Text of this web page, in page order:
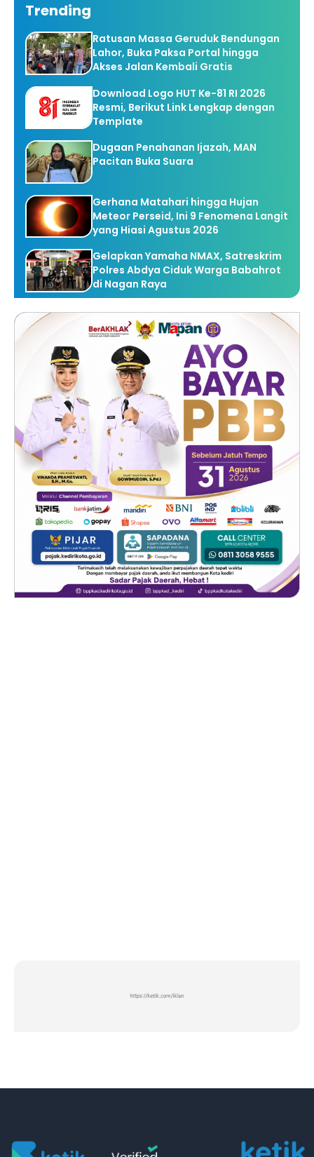
Trending
Ratusan Massa Geruduk Bendungan
Lahor, Buka Paksa Portal hingga
Akses Jalan Kembali Gratis
Download Logo HUT Ke-81 RI 2026
Resmi, Berikut Link Lengkap dengan
Template
Dugaan Penahanan Ijazah, MAN
Pacitan Buka Suara
Gerhana Matahari hingga Hujan
Meteor Perseid, Ini 9 Fenomena Langit
yang Hiasi Agustus 2026
Gelapkan Yamaha NMAX, Satreskrim
Polres Abdya Ciduk Warga Babahrot
di Nagan Raya